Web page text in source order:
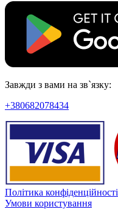
Завжди з вами на зв`язку:
+380682078434
Політика конфіденційності
Умови користування